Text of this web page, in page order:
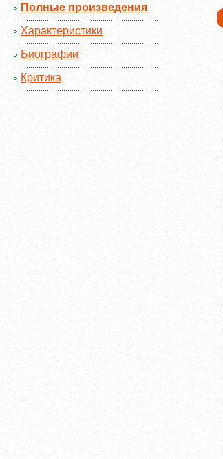
Полные произведения
Характеристики
Биографии
Критика